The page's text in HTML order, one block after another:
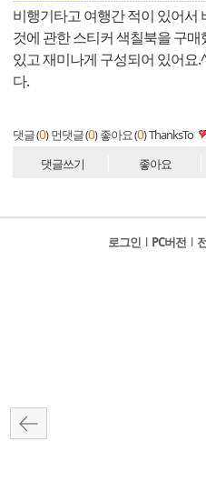
비행기타고 여행간 적이 있어서
것에 관한 스티커 색칠북을 구
있고 재미나게 구성되어 있어
다.
댓글 (0) 먼댓글 (0) 좋아요 (0)ThanksTo
댓글쓰기 좋아요
로그인 l PC버전 l